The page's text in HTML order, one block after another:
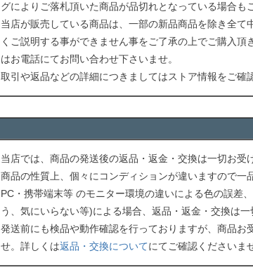
グによりご落札頂いた商品が品切れとなっている場合も
当店が販売している商品は、一部の新品商品を除き全
くご説明する事ができません事をご了承の上でご購入
はお電話にてお問い合わせ下さいませ。
取引や返品などの詳細につきましてはストア情報をご確
当店では、商品の発送後の返品・返金・交換は一切お受
商品の性質上、個々にコンディションが違いますので一
PC・携帯端末等 のモニター環境の違いによる色の誤差
う、気にいらない等)による場合、返品・返金・交換は一
発送前にも検品や動作確認を行っておりますが、商品
せ。詳しくは返品・交換についてにてご確認くださいま